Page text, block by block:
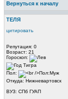
Вернуться к началу
ТЕЛЯ
цитировать
Репутация: 0
Возраст: 21
Гороскоп:
Пол:
Откуда: Нижневартовск
ВУЗ: СПб ГУАП